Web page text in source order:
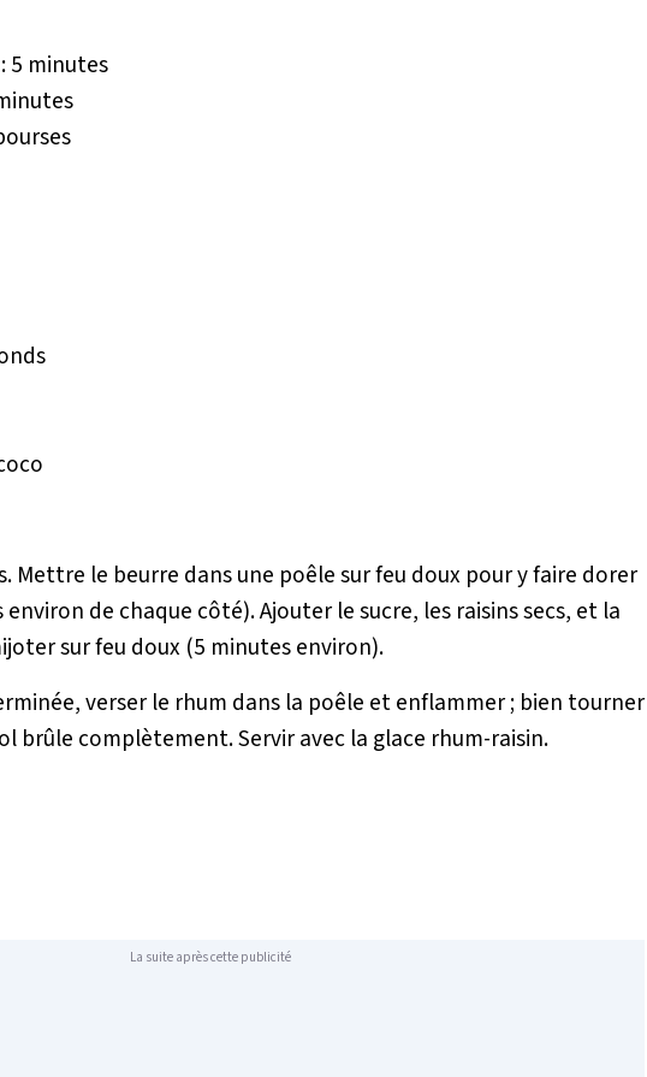
5 minutes
Mettre le beurre dans une poêle sur feu doux pour y faire dorer
de chaque côté). Ajouter le sucre, les raisins secs, et la
sur feu doux (5 minutes environ).
verser le rhum dans la poêle et enflammer ; bien tourner
brûle complètement. Servir avec la glace rhum-raisin.
La suite après cette publicité